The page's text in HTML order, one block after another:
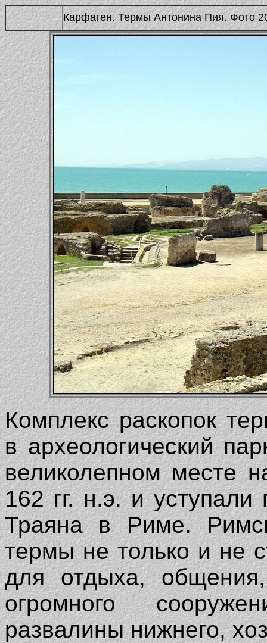
Карфаген. Термы Антонина Пия. Фото
Комплекс раскопок
в археологический
великолепном месте
162 гг. н.э. и
Траяна в Риме.
термы не только и не
для отдыха,
огромного
развалины нижнего,